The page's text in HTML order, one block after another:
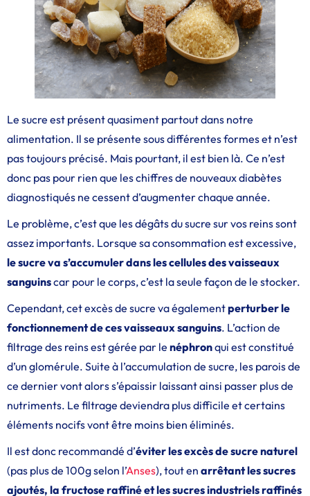
Le sucre est présent quasiment partout dans notre
alimentation. Il se présente sous différentes formes et n’est
pas toujours précisé. Mais pourtant, il est bien là. Ce n’est
donc pas pour rien que les chiffres de nouveaux diabètes
diagnostiqués ne cessent d’augmenter chaque année.
Le problème, c’est que les dégâts du sucre sur vos reins sont
assez importants. Lorsque sa consommation est excessive,
le sucre va s’accumuler dans les cellules des vaisseaux
sanguinscar pour le corps, c’est la seule façon de le stocker.
Cependant, cet excès de sucre va égalementperturber le
fonctionnement de ces vaisseaux sanguins. L’action de
filtrage des reins est gérée par le néphronqui est constitué
d’un glomérule. Suite à l’accumulation de sucre, les parois de
ce dernier vont alors s’épaissir laissant ainsi passer plus de
nutriments. Le filtrage deviendra plus difficile et certains
éléments nocifs vont être moins bien éliminés.
Il est donc recommandé d’éviter les excès de sucre naturel
(pas plus de 100g selon l’Anses), tout en arrêtant les sucres
ajoutés, la fructose raffiné et les sucres industriels raffinés